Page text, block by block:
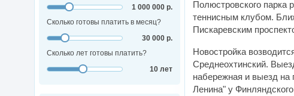
Полюстровского парка
теннисным клубом.
Пискаревским
Новостройка
Среднеохтинский.
набережная и выезд
Ленина" у
1 000 000 р.
Сколько готовы платить в месяц?
30 000 р.
Сколько лет готовы платить?
10 лет